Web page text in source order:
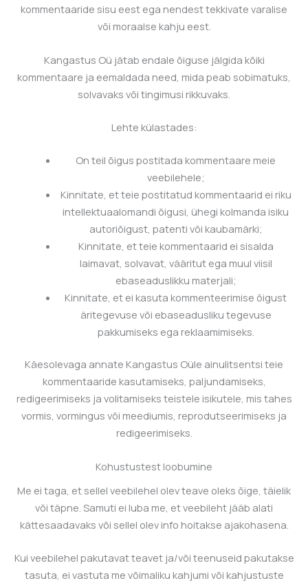
kommentaaride sisu eest ega nendest tekkivate varalise
või moraalse kahju eest.
Kangastus Oü jätab endale õiguse jälgida kõiki
kommentaare ja eemaldada need, mida peab sobimatuks,
solvavaks või tingimusi rikkuvaks.
Lehte külastades:
On teil õigus postitada kommentaare meie
veebilehele;
Kinnitate, et teie postitatud kommentaarid ei riku
intellektuaalomandi õigusi, ühegi kolmanda isiku
autoriõigust, patenti või kaubamärki;
Kinnitate, et teie kommentaarid ei sisalda
laimavat, solvavat, vääritut ega muul viisil
ebaseaduslikku materjali;
Kinnitate, et ei kasuta kommenteerimise õigust
äritegevuse või ebaseadusliku tegevuse
pakkumiseks ega reklaamimiseks.
Käesolevaga annate Kangastus Oüle ainulitsentsi teie
kommentaaride kasutamiseks, paljundamiseks,
redigeerimiseks ja volitamiseks teistele isikutele, mis tahes
vormis, vormingus või meediumis, reprodutseerimiseks ja
redigeerimiseks.
Kohustustest loobumine
Me ei taga, et sellel veebilehel olev teave oleks õige, täielik
või täpne. Samuti ei luba me, et veebileht jääb alati
kättesaadavaks või sellel olev info hoitakse ajakohasena.
Kui veebilehel pakutavat teavet ja/või teenuseid pakutakse
tasuta, ei vastuta me võimaliku kahjumi või kahjustuste